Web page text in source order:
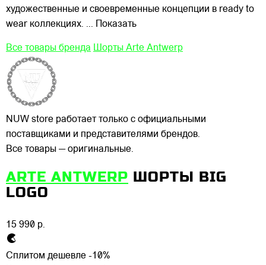
художественные и своевременные концепции в ready to
wear коллекциях. ... Показать
Все товары бренда Шорты Arte Antwerp
NUW store работает только с официальными
поставщиками и представителями брендов.
Все товары — оригинальные.
ARTE ANTWERP ШОРТЫ BIG
LOGO
15 990 р.
Сплитом дешевле -10%